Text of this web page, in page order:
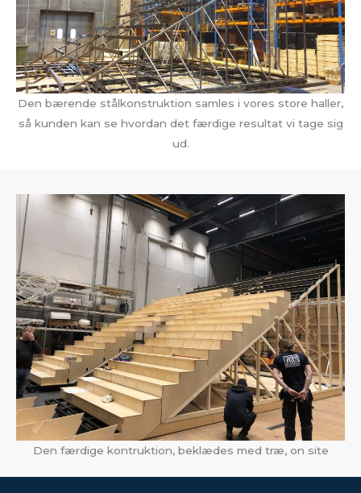
Den bærende stålkonstruktion samles i vores store haller,
så kunden kan se hvordan det færdige resultat vi tage sig
ud.
Den færdige kontruktion, beklædes med træ, on site